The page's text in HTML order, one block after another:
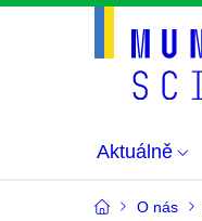
Aktuálně
O nás